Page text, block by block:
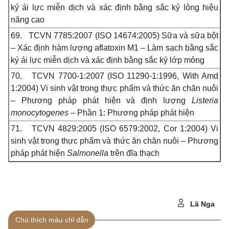
ký ái lực miễn dịch và xác định bằng sắc ký lỏng hiệu
năng cao
69.
TCVN 7785:2007 (ISO 14674:2005) Sữa và sữa bột
– Xác định hàm lượng aflatoxin M1 – Làm sạch bằng sắc
ký ái lực miễn dịch và xác định bằng sắc ký lớp mỏng
70.
TCVN 7700-1:2007 (ISO 11290-1:1996, With Amd
1:2004) Vi sinh vật trong thực phẩm và thức ăn chăn nuôi
– Phương pháp phát hiện và định lượng Listeria
monocytogenes – Phần 1: Phương pháp phát hiện
71.
TCVN 4829:2005 (ISO 6579:2002, Cor 1:2004) Vi
sinh vật trong thực phẩm và thức ăn chăn nuôi – Phương
pháp phát hiện Salmonella trên đĩa thạch
Lã Nga
Chú thích màu chỉ dẫn